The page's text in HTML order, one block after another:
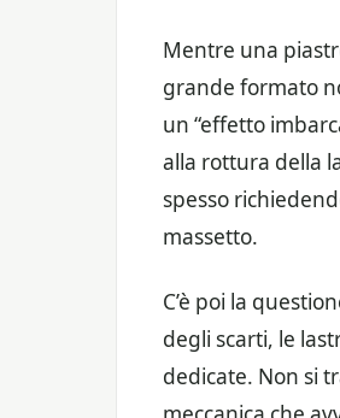
Mentre una
grande formato
un “effetto
alla rottura della
spesso
massetto.
C’è poi la
degli scarti, le
dedicate. Non si